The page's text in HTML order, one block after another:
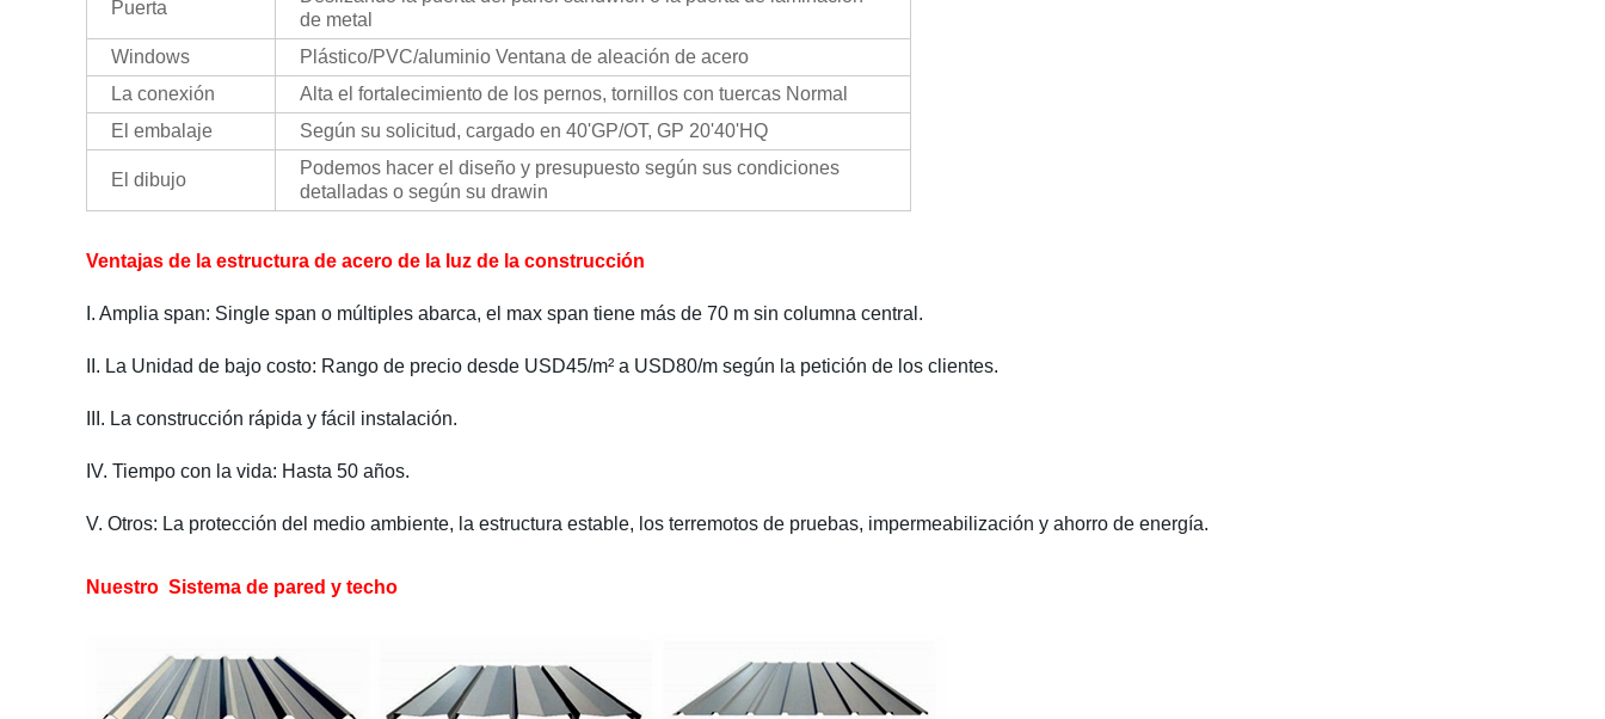
Puerta
de metal
Windows
Plástico/PVC/aluminio Ventana de aleación de acero
La conexión
Alta el fortalecimiento de los pernos, tornillos con tuercas Normal
El embalaje
Según su solicitud, cargado en 40'GP/OT, GP 20'40'HQ
El dibujo
Podemos hacer el diseño y presupuesto según sus condiciones
detalladas o según su drawin
Ventajas de la estructura de acero de la luz de la construcción
I. Amplia span: Single span o múltiples abarca, el max span tiene más de 70 m sin columna central.
II. La Unidad de bajo costo: Rango de precio desde USD45/m² a USD80/m según la petición de los clientes.
III. La construcción rápida y fácil instalación.
IV. Tiempo con la vida: Hasta 50 años.
V. Otros: La protección del medio ambiente, la estructura estable, los terremotos de pruebas, impermeabilización y ahorro de energía.
Nuestro Sistema de pared y techo